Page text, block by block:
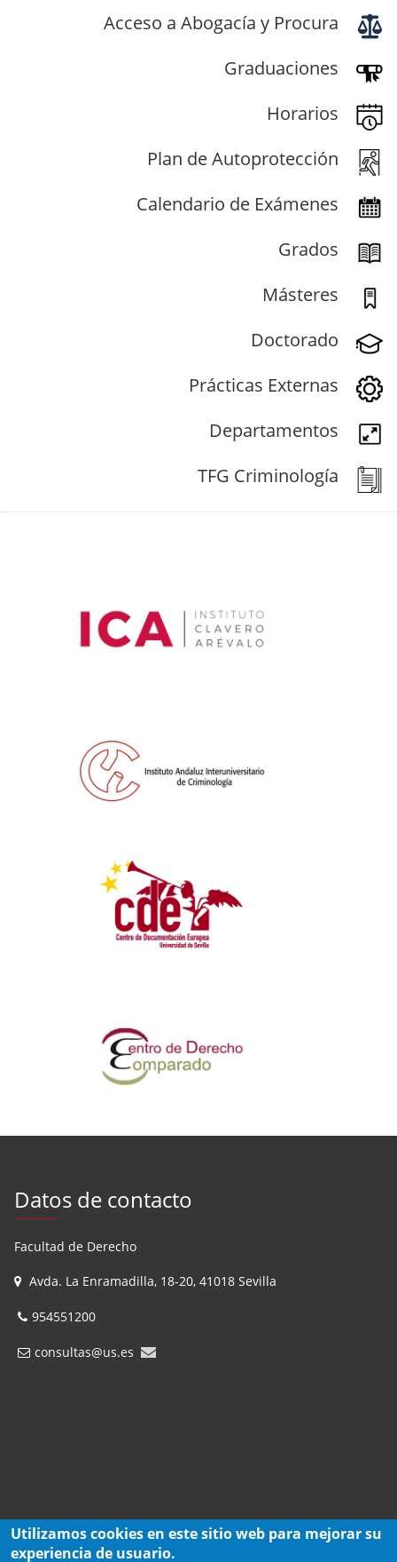
Acceso a Abogacía y Procura
Graduaciones
Horarios
Plan de Autoprotección
Calendario de Exámenes
Grados
Másteres
Doctorado
Prácticas Externas
Departamentos
TFG Criminología
Datos de contacto
Facultad de Derecho
Avda. La Enramadilla, 18-20, 41018 Sevilla
954551200
consultas@us.es
Utilizamos cookies en este sitio web para mejorar su
experiencia de usuario.